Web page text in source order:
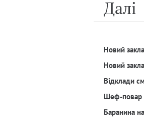
Далi
Новий
Новий
Відклади
Шеф-повар
Баранина